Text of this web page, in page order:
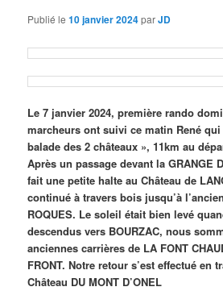
Publié le10 janvier 2024parJD
Le 7 janvier 2024, première rando
marcheurs ont suivi ce matin René
balade des 2 châteaux », 11km au
Après un passage devant la GRANGE
fait une petite halte au Château de
continué à travers bois jusqu’à
ROQUES. Le soleil était bien levé
descendus vers BOURZAC, nous
anciennes carrières de LA FONT
FRONT. Notre retour s’est effectué en
Château DU MONT D’ONEL